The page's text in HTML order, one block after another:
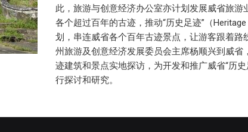
此，旅游与创意经济办公室亦计划发展威省旅游
各个超过百年的古迹，推动“历史足迹”（
划，串连威省各个百年古迹景点，让游客跟着路
州旅游及创意经济发展委员会主席杨顺兴到威省
迹建筑和景点实地探访，为开发和推广威省“历史
行探讨和研究。